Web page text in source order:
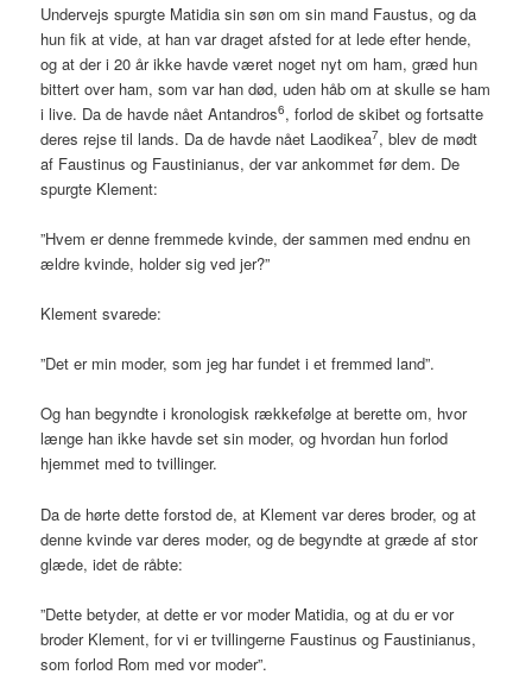
Undervejs spurgte Matidia sin søn om sin mand Faustus, og da
hun fik at vide, at han var draget afsted for at lede efter hende,
og at der i 20 år ikke havde været noget nyt om ham, græd hun
bittert over ham, som var han død, uden håb om at skulle se ham
i live. Da de havde nået Antandros6, forlod de skibet og fortsatte
deres rejse til lands. Da de havde nået Laodikea7, blev de mødt
af Faustinus og Faustinianus, der var ankommet før dem. De
spurgte Klement:
”Hvem er denne fremmede kvinde, der sammen med endnu en
ældre kvinde, holder sig ved jer?”
Klement svarede:
”Det er min moder, som jeg har fundet i et fremmed land”.
Og han begyndte i kronologisk rækkefølge at berette om, hvor
længe han ikke havde set sin moder, og hvordan hun forlod
hjemmet med to tvillinger.
Da de hørte dette forstod de, at Klement var deres broder, og at
denne kvinde var deres moder, og de begyndte at græde af stor
glæde, idet de råbte:
”Dette betyder, at dette er vor moder Matidia, og at du er vor
broder Klement, for vi er tvillingerne Faustinus og Faustinianus,
som forlod Rom med vor moder”.